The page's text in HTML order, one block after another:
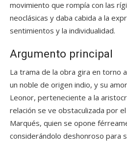
movimiento que rompía con las
neoclásicas y daba cabida a la
sentimientos y la individualidad.
Argumento principal
La trama de la obra gira en torno
un noble de origen indio, y su
Leonor, perteneciente a la
relación se ve obstaculizada por
Marqués, quien se opone
considerándolo deshonroso para